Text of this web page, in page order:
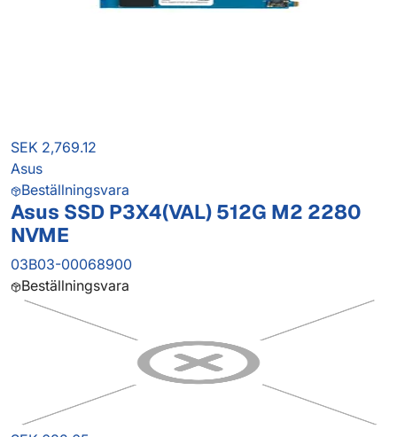
SEK 2,769.12
Asus
Beställningsvara
Asus SSD P3X4(VAL) 512G M2 2280
NVME
03B03-00068900
Beställningsvara